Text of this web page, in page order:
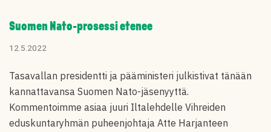
Suomen Nato-prosessi etenee
12.5.2022
Tasavallan presidentti ja pääministeri julkistivat tänään
kannattavansa Suomen Nato-jäsenyyttä.
Kommentoimme asiaa juuri Iltalehdelle Vihreiden
eduskuntaryhmän puheenjohtaja Atte Harjanteen